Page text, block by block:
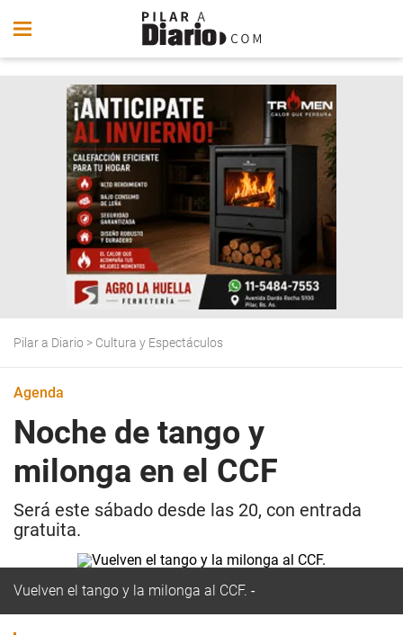
Pilar a Diario > Cultura y Espectáculos
Agenda
Noche de tango y
milonga en el CCF
Será este sábado desde las 20, con entrada
gratuita.
Vuelven el tango y la milonga al CCF.